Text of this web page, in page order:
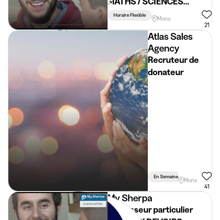
~19€/h - HAINAUT
Horaire Flexible
Mons
21
Atlas Sales
Agency
Recruteur de
donateur
En Semaine Weekend
Mons
41
My Sherpa
Professeur particulier